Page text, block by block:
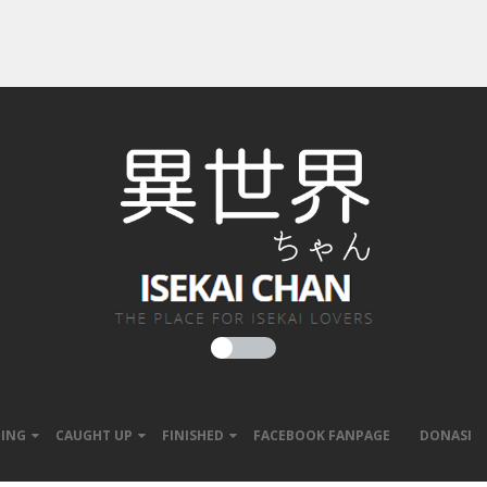
CAUGHT UP FINISHED FACEBOOK FANPAGE DONASI